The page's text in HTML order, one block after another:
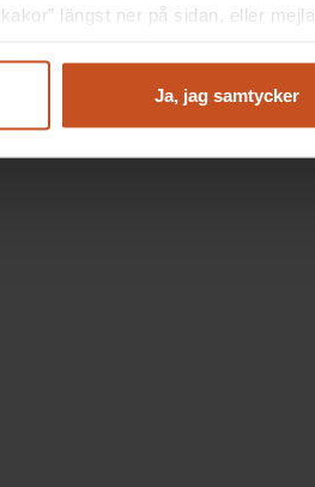
längst ner på sidan, eller mejla
Ja, jag samtycker